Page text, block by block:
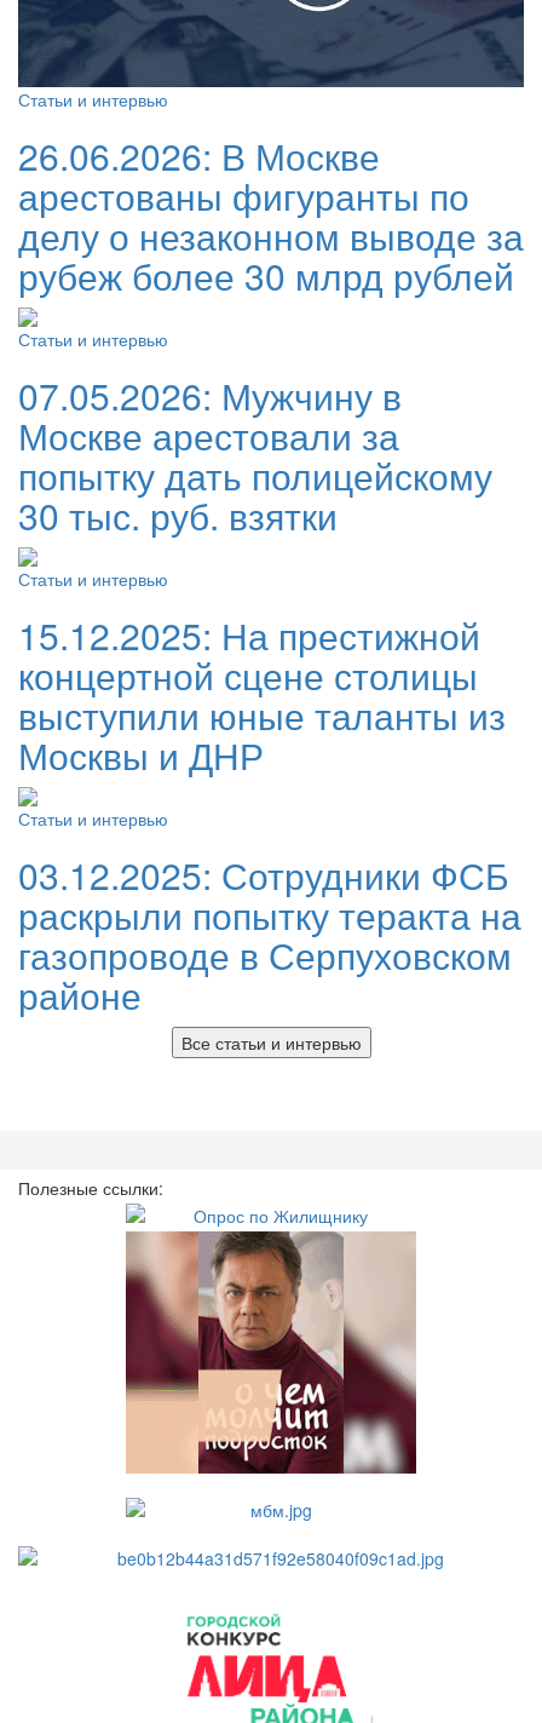
Статьи и интервью
26.06.2026: В Москве
арестованы фигуранты по
делу о незаконном выводе за
рубеж более 30 млрд рублей
Статьи и интервью
07.05.2026: Мужчину в
Москве арестовали за
попытку дать полицейскому
30 тыс. руб. взятки
Статьи и интервью
15.12.2025: На престижной
концертной сцене столицы
выступили юные таланты из
Москвы и ДНР
Статьи и интервью
03.12.2025: Сотрудники ФСБ
раскрыли попытку теракта на
газопроводе в Серпуховском
районе
Все статьи и интервью
Полезные ссылки: